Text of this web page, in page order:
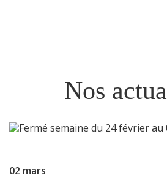
Nos
02 mars